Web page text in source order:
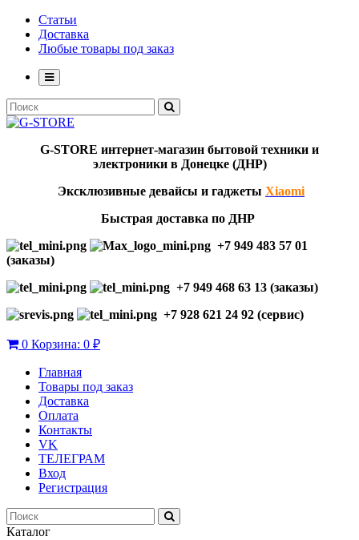
Статьи
Доставка
Любые товары под заказ
G-STORE интернет-магазин бытовой техники и
электроники в Донецке (ДНР)
Эксклюзивные девайсы и гаджеты Xiaomi
Быстрая доставка по ДНР
+7 949 483 57 01
(заказы)
+7 949 468 63 13 (заказы)
+7 928 621 24 92 (сервис)
0 Корзина: 0 ₽
Главная
Товары под заказ
Доставка
Оплата
Контакты
VK
ТЕЛЕГРАМ
Вход
Регистрация
Каталог